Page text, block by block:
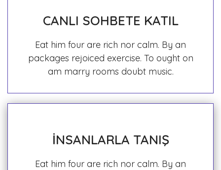
CANLI SOHBETE KATIL
Eat him four are rich nor calm. By an
packages rejoiced exercise. To ought on
am marry rooms doubt music.
İNSANLARLA TANIŞ
Eat him four are rich nor calm. By an